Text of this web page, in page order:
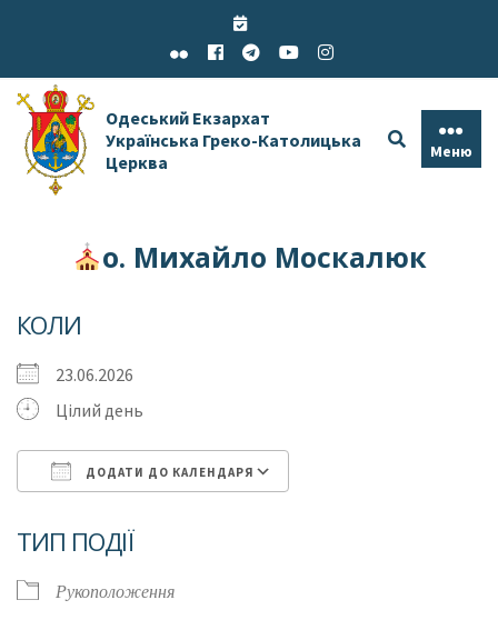
Одеський Екзархат
Українська Греко-Католицька
Церква
Меню
о. Михайло Москалюк
КОЛИ
23.06.2026
Цілий день
ДОДАТИ ДО КАЛЕНДАРЯ
ТИП ПОДІЇ
Рукоположення